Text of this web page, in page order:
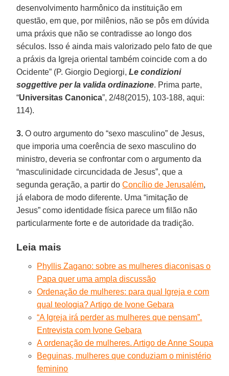
desenvolvimento harmônico da instituição em
questão, em que, por milênios, não se pôs em dúvida
uma práxis que não se contradisse ao longo dos
séculos. Isso é ainda mais valorizado pelo fato de que
a práxis da Igreja oriental também coincide com a do
Ocidente” (P. Giorgio Degiorgi,Le condizioni
soggettive per la valida ordinazione. Prima parte,
“Universitas Canonica”, 2/48(2015), 103-188, aqui:
114).
3. O outro argumento do “sexo masculino” de Jesus,
que imporia uma coerência de sexo masculino do
ministro, deveria se confrontar com o argumento da
“masculinidade circuncidada de Jesus”, que a
segunda geração, a partir doConcílio de Jerusalém,
já elabora de modo diferente. Uma “imitação de
Jesus” como identidade física parece um filão não
particularmente forte e de autoridade da tradição.
Leia mais
Phyllis Zagano: sobre as mulheres diaconisas o
Papa quer uma ampla discussão
Ordenação de mulheres: para qual Igreja e com
qual teologia? Artigo de Ivone Gebara
“A Igreja irá perder as mulheres que pensam”.
Entrevista com Ivone Gebara
A ordenação de mulheres. Artigo de Anne Soupa
Beguinas, mulheres que conduziam o ministério
feminino